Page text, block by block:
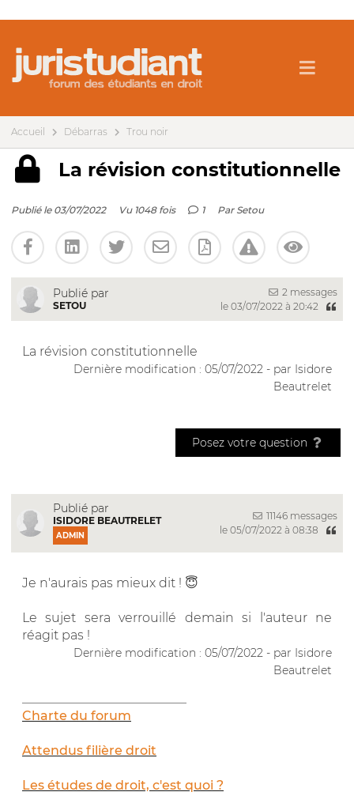
Accueil Débarras Trou noir
La révision constitutionnelle
Publié le 03/07/2022 Vu 1048 fois 1 Par Setou
Publié par
SETOU
2 messages
le 03/07/2022 à 20:42
La révision constitutionnelle
Dernière modification : 05/07/2022 - par Isidore
Beautrelet
Posez votre question
Publié par
ISIDORE BEAUTRELET
ADMIN
11146 messages
le 05/07/2022 à 08:38
Je n'aurais pas mieux dit ! 😇
Le sujet sera verrouillé demain si l'auteur ne
réagit pas !
Dernière modification : 05/07/2022 - par Isidore
Beautrelet
Charte du forum
Attendus filière droit
Les études de droit, c'est quoi ?